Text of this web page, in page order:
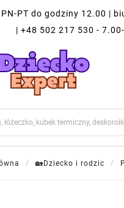
PN-PT do godziny 12.00 |
| +48 502 217 530 -
🏡Dziecko i rodzic